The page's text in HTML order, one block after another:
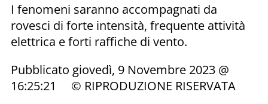
I fenomeni saranno accompagnati da
rovesci di forte intensità, frequente attività
elettrica e forti raffiche di vento.
Pubblicato giovedì, 9 Novembre 2023 @
16:25:21 © RIPRODUZIONE RISERVATA